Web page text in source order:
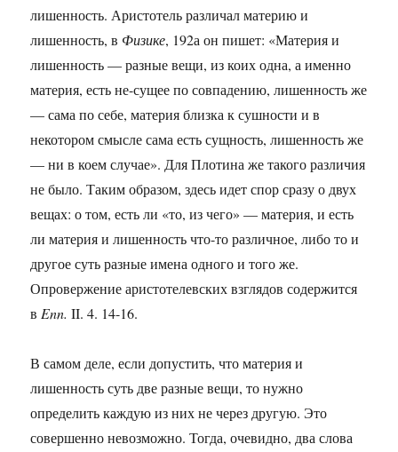
лишенность. Аристотель различал материю и
лишенность, в Физике, 192а он пишет: «Материя и
лишенность — разные вещи, из коих одна, а именно
материя, есть не-сущее по совпадению, лишенность же
— сама по себе, материя близка к сушности и в
некотором смысле сама есть сущность, лишенность же
— ни в коем случае». Для Плотина же такого различия
не было. Таким образом, здесь идет спор сразу о двух
вещах: о том, есть ли «то, из чего» — материя, и есть
ли материя и лишенность что-то различное, либо то и
другое суть разные имена одного и того же.
Опровержение аристотелевских взглядов содержится
в Enn. II. 4. 14-16.
В самом деле, если допустить, что материя и
лишенность суть две разные вещи, то нужно
определить каждую из них не через другую. Это
совершенно невозможно. Тогда, очевидно, два слова